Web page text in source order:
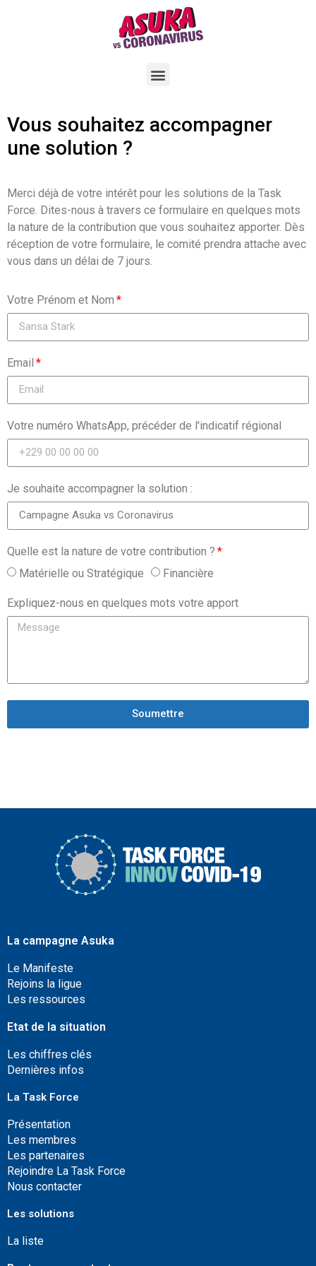
Vous souhaitez accompagner
une solution ?
Merci déjà de votre intérêt pour les solutions de la Task
Force. Dites-nous à travers ce formulaire en quelques mots
la nature de la contribution que vous souhaitez apporter. Dès
réception de votre formulaire, le comité prendra attache avec
vous dans un délai de 7 jours.
Votre Prénom et Nom
Email
Votre numéro WhatsApp, précéder de l'indicatif régional
Je souhaite accompagner la solution :
Quelle est la nature de votre contribution ?
Matérielle ou Stratégique
Financière
Expliquez-nous en quelques mots votre apport
Soumettre
La campagne Asuka
Le Manifeste
Rejoins la ligue
Les ressources
Etat de la situation
Les chiffres clés
Dernières infos
La Task Force
Présentation
Les membres
Les partenaires
Rejoindre La Task Force
Nous contacter
Les solutions
La liste